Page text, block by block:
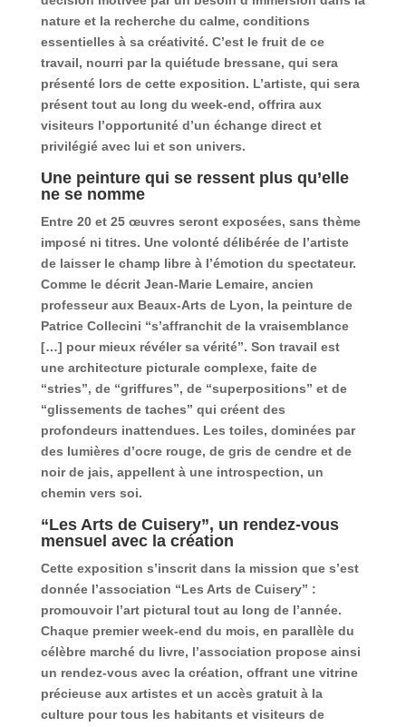
nature et la recherche du calme, conditions
essentielles à sa créativité. C’est le fruit de ce
travail, nourri par la quiétude bressane, qui sera
présenté lors de cette exposition. L’artiste, qui sera
présent tout au long du week-end, offrira aux
visiteurs l’opportunité d’un échange direct et
privilégié avec lui et son univers.
Une peinture qui se ressent plus qu’elle
ne se nomme
Entre 20 et 25 œuvres seront exposées, sans thème
imposé ni titres. Une volonté délibérée de l’artiste
de laisser le champ libre à l’émotion du spectateur.
Comme le décrit Jean-Marie Lemaire, ancien
professeur aux Beaux-Arts de Lyon, la peinture de
Patrice Collecini “s’affranchit de la vraisemblance
[…] pour mieux révéler sa vérité”. Son travail est
une architecture picturale complexe, faite de
“stries”, de “griffures”, de “superpositions” et de
“glissements de taches” qui créent des
profondeurs inattendues. Les toiles, dominées par
des lumières d’ocre rouge, de gris de cendre et de
noir de jais, appellent à une introspection, un
chemin vers soi.
“Les Arts de Cuisery”, un rendez-vous
mensuel avec la création
Cette exposition s’inscrit dans la mission que s’est
donnée l’association “Les Arts de Cuisery” :
promouvoir l’art pictural tout au long de l’année.
Chaque premier week-end du mois, en parallèle du
célèbre marché du livre, l’association propose ainsi
un rendez-vous avec la création, offrant une vitrine
précieuse aux artistes et un accès gratuit à la
culture pour tous les habitants et visiteurs de